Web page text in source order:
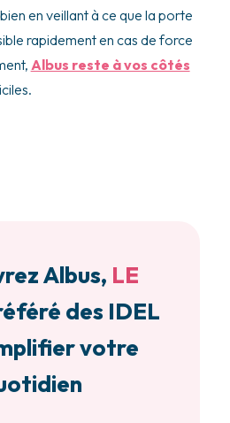
en veillant à ce que la porte
rapidement en cas de force
Albus reste à vos côtés
Albus, LE
des IDEL
votre